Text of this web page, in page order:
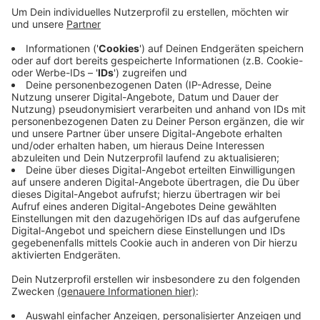
darüber nach, seine alte Firma wieder zu
übernehmen.
Der jetzige Eigentümer, die Deutsche Post AG, hat
letzten Freitag angekündigt, die Produktion Ende
des Jahres einzustellen - wegen hoher Verluste.
Wie es für die rund 500 Mitarbeiter in Aachen und
Düren weiter geht, ist noch unklar.
Veröffentlicht:Freitag, 06.03.2020 09:23
Anzeige
Anzeige